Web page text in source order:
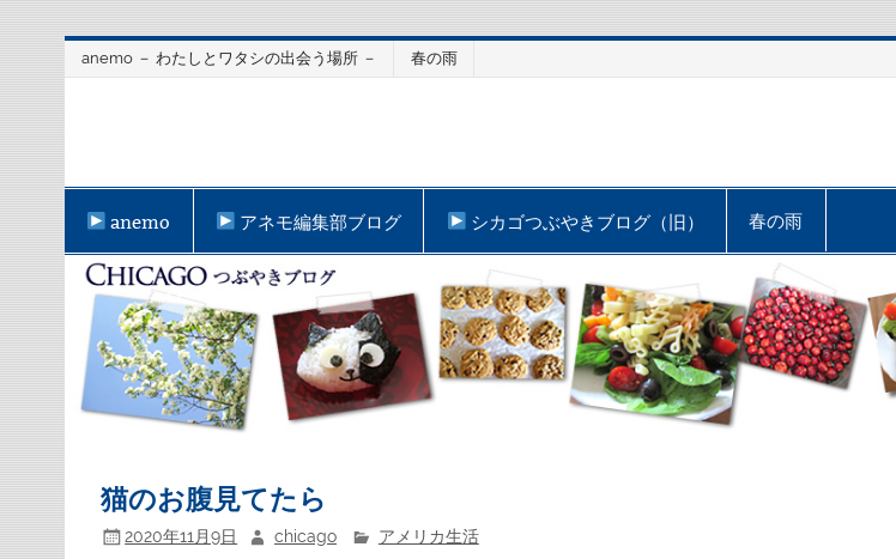
anemo － わたしとワタシの出会う場所 － 春の雨
anemo アネモ編集部ブログ シカゴつぶやきブログ（旧） 春の雨
猫のお腹見てたら
2020年11月9日 chicago アメリカ生活